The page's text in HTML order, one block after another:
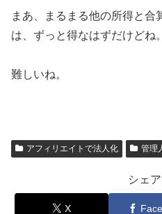
まあ、まるまる他の所得と合
は、ずっと得なはずだけどね。
難しいね。
アフィリエイトで法人化 管理
シェ
X